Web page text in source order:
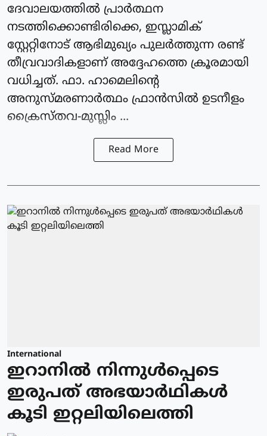
ദേവാലയത്തില്‍ പ്രാര്‍ത്ഥന
നടത്തിക്കൊണ്ടിരിക്കെ, ഇസ്ലാമിക്
സ്റ്റേറ്റിനോട് ആഭിമുഖ്യം പുലര്‍ത്തുന്ന രണ്ട്
തീവ്രവാദികളാണ് അദ്ദേഹത്തെ ക്രൂരമായി
വധിച്ചത്. ഫാ. ഹാമെലിന്റെ
അനുസ്മരണാര്‍ത്ഥം ഫ്രാന്‍സില്‍ ഉടനീളം
ക്രൈസ്തവ-മുസ്ലിം ...
Read More
International
ഇറാനിൽ നിന്നുള്‍പ്പെടെ
ഇരുപത് അഭയാര്‍ഥികള്‍
കൂടി ഇറ്റലിയിലെത്തി